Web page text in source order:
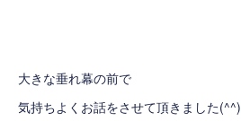
大きな垂れ幕の前で
気持ちよくお話をさせて頂きました(^^)